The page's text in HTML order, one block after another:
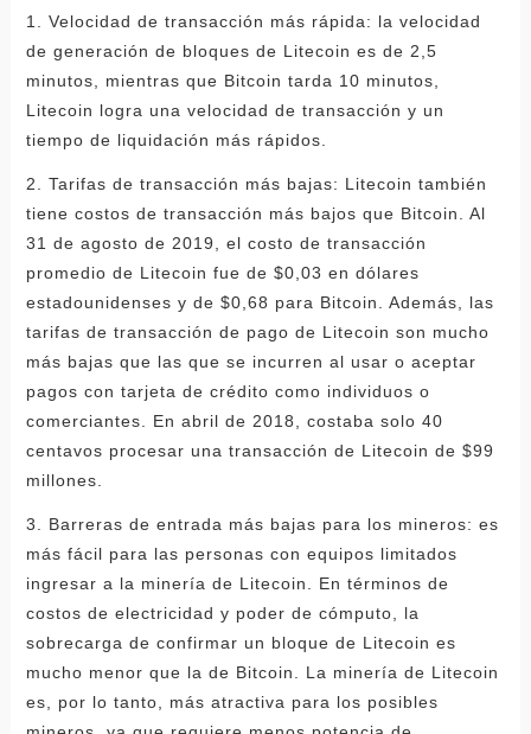
1. Velocidad de transacción más rápida: la velocidad
de generación de bloques de Litecoin es de 2,5
minutos, mientras que Bitcoin tarda 10 minutos,
Litecoin logra una velocidad de transacción y un
tiempo de liquidación más rápidos.
2. Tarifas de transacción más bajas: Litecoin también
tiene costos de transacción más bajos que Bitcoin. Al
31 de agosto de 2019, el costo de transacción
promedio de Litecoin fue de $0,03 en dólares
estadounidenses y de $0,68 para Bitcoin. Además, las
tarifas de transacción de pago de Litecoin son mucho
más bajas que las que se incurren al usar o aceptar
pagos con tarjeta de crédito como individuos o
comerciantes. En abril de 2018, costaba solo 40
centavos procesar una transacción de Litecoin de $99
millones.
3. Barreras de entrada más bajas para los mineros: es
más fácil para las personas con equipos limitados
ingresar a la minería de Litecoin. En términos de
costos de electricidad y poder de cómputo, la
sobrecarga de confirmar un bloque de Litecoin es
mucho menor que la de Bitcoin. La minería de Litecoin
es, por lo tanto, más atractiva para los posibles